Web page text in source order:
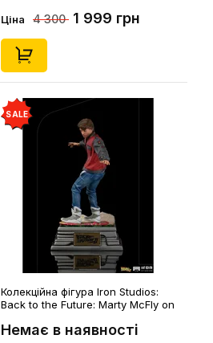
Ціна 4 300 1 999 грн
SALE
Колекційна фігура Iron Studios:
Back to the Future: Marty McFly on
Немає в наявності